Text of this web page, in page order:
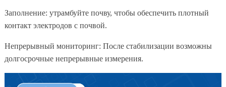
Заполнение: утрамбуйте почву, чтобы обеспечить плотный
контакт электродов с почвой.
Непрерывный мониторинг: После стабилизации возможны
долгосрочные непрерывные измерения.